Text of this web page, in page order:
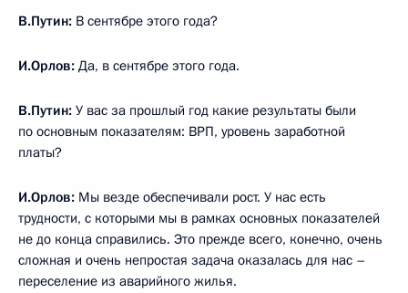
В.Путин: В сентябре этого года?
И.Орлов: Да, в сентябре этого года.
В.Путин: У вас за прошлый год какие результаты были
по основным показателям: ВРП, уровень заработной
платы?
И.Орлов: Мы везде обеспечивали рост. У нас есть
трудности, с которыми мы в рамках основных показателей
не до конца справились. Это прежде всего, конечно, очень
сложная и очень непростая задача оказалась для нас –
переселение из аварийного жилья.